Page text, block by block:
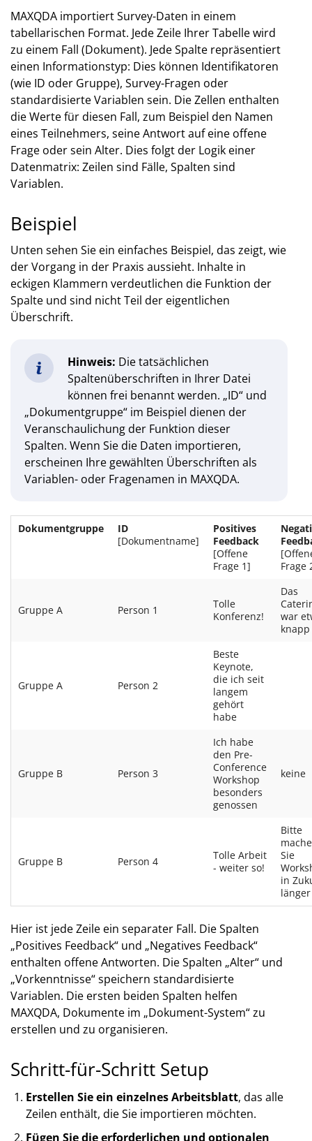
MAXQDA importiert Survey-Daten in einem
tabellarischen Format. Jede Zeile Ihrer Tabelle wird
zu einem Fall (Dokument). Jede Spalte repräsentiert
einen Informationstyp: Dies können Identifikatoren
(wie ID oder Gruppe), Survey-Fragen oder
standardisierte Variablen sein. Die Zellen enthalten
die Werte für diesen Fall, zum Beispiel den Namen
eines Teilnehmers, seine Antwort auf eine offene
Frage oder sein Alter. Dies folgt der Logik einer
Datenmatrix: Zeilen sind Fälle, Spalten sind
Variablen.
Beispiel
Unten sehen Sie ein einfaches Beispiel, das zeigt, wie
der Vorgang in der Praxis aussieht. Inhalte in
eckigen Klammern verdeutlichen die Funktion der
Spalte und sind nicht Teil der eigentlichen
Überschrift.
Hinweis: Die tatsächlichen
Spaltenüberschriften in Ihrer Datei
können frei benannt werden. „ID“ und
„Dokumentgruppe“ im Beispiel dienen der
Veranschaulichung der Funktion dieser
Spalten. Wenn Sie die Daten importieren,
erscheinen Ihre gewählten Überschriften als
Variablen- oder Fragenamen in MAXQDA.
Dokumentgruppe
ID
[Dokumentname]
Positives
Feedback
[Offene
Frage 1]
Frage
Gruppe A Person 1
Tolle
Konferenz!
Das
war
knapp
Gruppe A Person 2
Beste
Keynote,
die ich seit
langem
gehört
habe
Gruppe B Person 3
Ich habe
den Pre-
Conference
Workshop
besonders
genossen
keine
Gruppe B Person 4
Tolle Arbeit
- weiter so!
Bitte
Sie
in
länger
Hier ist jede Zeile ein separater Fall. Die Spalten
„Positives Feedback“ und „Negatives Feedback“
enthalten offene Antworten. Die Spalten „Alter“ und
„Vorkenntnisse“ speichern standardisierte
Variablen. Die ersten beiden Spalten helfen
MAXQDA, Dokumente im „Dokument-System“ zu
erstellen und zu organisieren.
Schritt-für-Schritt Setup
Erstellen Sie ein einzelnes Arbeitsblatt, das alle
Zeilen enthält, die Sie importieren möchten.
Fügen Sie die erforderlichen und optionalen